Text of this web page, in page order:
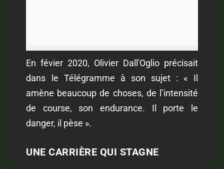
En févier 2020, Olivier Dall'Oglio précisait
dans le Télégramme à son sujet : « Il
amène beaucoup de choses, de l’intensité
de course, son endurance. Il porte le
danger, il pèse ».
UNE CARRIÈRE QUI STAGNE